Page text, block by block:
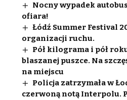
Nocny wypadek
ofiara!
Łódź Summer Festival
organizacji ruchu.
Pół kilograma i pół
blaszanej puszce. Na
na miejscu
Policja zatrzymała w
czerwoną notą Interpolu.